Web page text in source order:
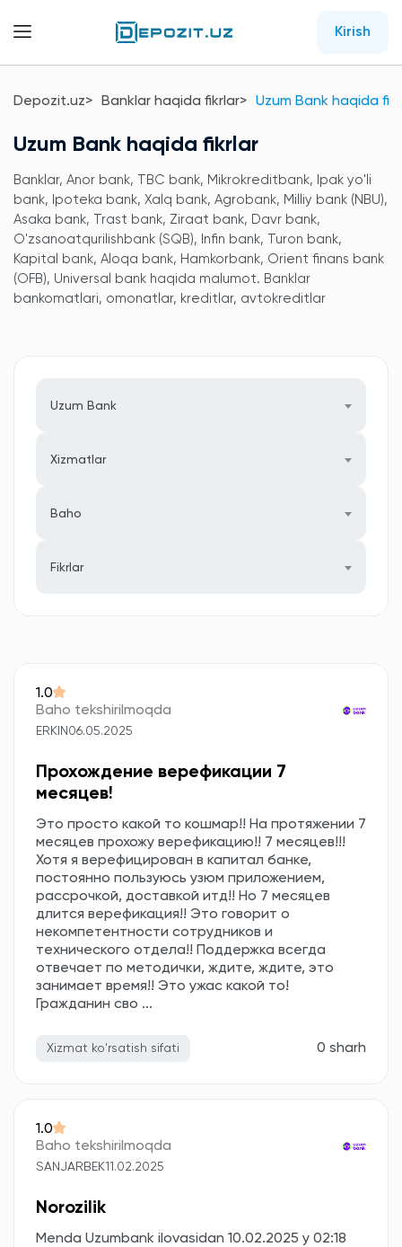
Kirish
Depozit.uz Banklar haqida fikrlar Uzum Bank haqida
Uzum Bank haqida fikrlar
Banklar, Anor bank, TBC bank, Mikrokreditbank, Ipak yo'li
bank, Ipoteka bank, Xalq bank, Agrobank, Milliy bank (NBU),
Asaka bank, Trast bank, Ziraat bank, Davr bank,
O'zsanoatqurilishbank (SQB), Infin bank, Turon bank,
Kapital bank, Aloqa bank, Hamkorbank, Orient finans bank
(OFB), Universal bank haqida malumot. Banklar
bankomatlari, omonatlar, kreditlar, avtokreditlar
Uzum Bank
Xizmatlar
Baho
Fikrlar
1.0
Baho tekshirilmoqda
ERKIN 06.05.2025
Прохождение верефикации 7
месяцев!
Это просто какой то кошмар!! На протяжении 7
месяцев прохожу верефикацию!! 7 месяцев!!!
Хотя я верефицирован в капитал банке,
постоянно пользуюсь узюм приложением,
рассрочкой, доставкой итд!! Но 7 месяцев
длится верефикация!! Это говорит о
некомпетентности сотрудников и
технического отдела!! Поддержка всегда
отвечает по методички, ждите, ждите, это
занимает время!! Это ужас какой то!
Гражданин сво ...
Xizmat ko'rsatish sifati 0 sharh
1.0
Baho tekshirilmoqda
SANJARBEK11.02.2025
Norozilik
Menda Uzumbank ilovasidan 10.02.2025 y 02:18